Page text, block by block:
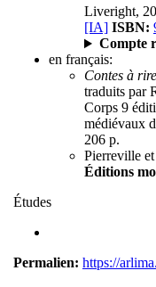
Liveright,
[IA] ISBN:
Compte
en français:
Contes à
traduits par
Corps 9
médiévaux
206 p.
Pierreville
Éditions
Études
Permalien: https://